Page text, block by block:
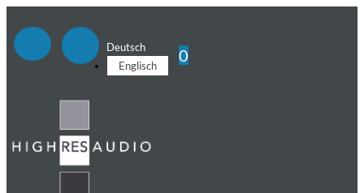
Deutsch
Englisch
0